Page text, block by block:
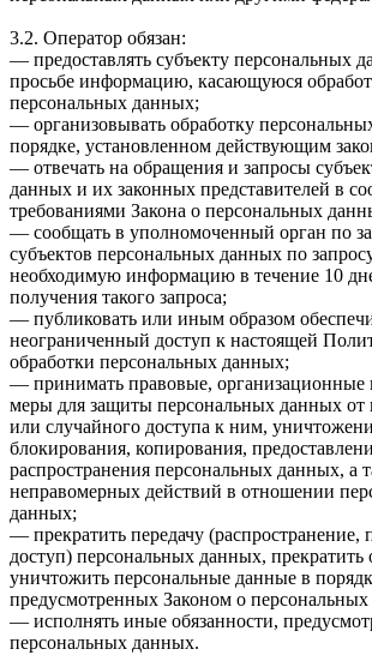
3.2. Оператор обязан:
— предоставлять субъекту персональных
просьбе информацию, касающуюся
персональных данных;
— организовывать обработку
порядке, установленном действующим
— отвечать на обращения и запросы
данных и их законных представителей в
требованиями Закона о персональных
— сообщать в уполномоченный орган по
субъектов персональных данных по
необходимую информацию в течение 10
получения такого запроса;
— публиковать или иным образом
неограниченный доступ к настоящей
обработки персональных данных;
— принимать правовые, организационные
меры для защиты персональных данных от
или случайного доступа к ним,
блокирования, копирования,
распространения персональных данных, а
неправомерных действий в отношении
данных;
— прекратить передачу (распространение,
доступ) персональных данных, прекратить
уничтожить персональные данные в
предусмотренных Законом о
— исполнять иные обязанности,
персональных данных.